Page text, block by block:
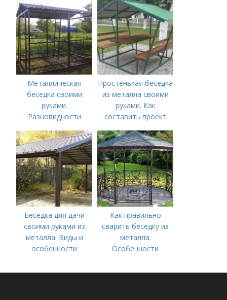
изготовления
Металлическая
беседка своими
руками.
Разновидности
беседок и их
преимущества
Простенькая беседка
из металла своими
руками. Как
составить проект
Беседка для дачи
своими руками из
металла. Виды и
особенности
Как правильно
сварить беседку из
металла.
Особенности